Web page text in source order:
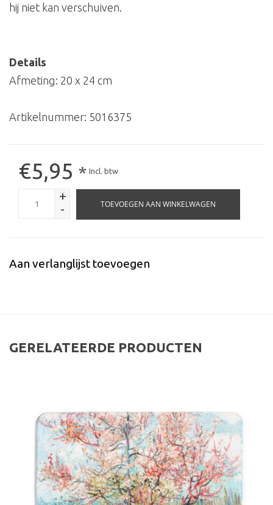
hij niet kan verschuiven.
Details
Afmeting: 20 x 24 cm
Artikelnummer: 5016375
€5,95 * Incl. btw
+
-
TOEVOEGEN AAN WINKELWAGEN
Aan verlanglijst toevoegen
GERELATEERDE PRODUCTEN